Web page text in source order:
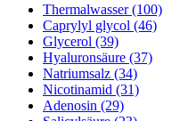
Thermalwasser (100)
Caprylyl glycol (46)
Glycerol (39)
Hyaluronsäure (37)
Natriumsalz (34)
Nicotinamid (31)
Adenosin (29)